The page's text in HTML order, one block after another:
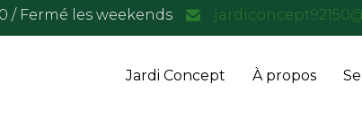
/ Fermé les weekends
Jardi Concept À propos